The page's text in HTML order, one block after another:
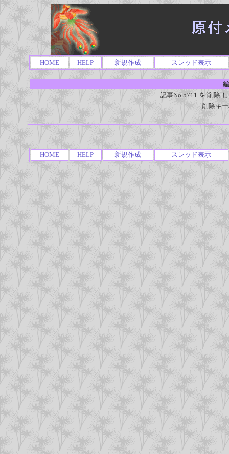
HOME HELP 新規作成 スレッド表示
記事No.5711 を 削除
削除キ
HOME HELP 新規作成 スレッド表示